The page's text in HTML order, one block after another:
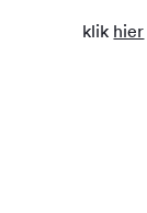
klik hier